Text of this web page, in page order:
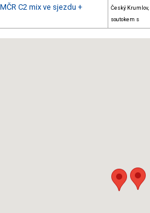
C2 mix ve sjezdu +
Český
soutokem s